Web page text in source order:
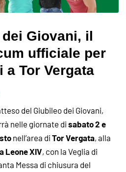
Giovani, il
ufficiale per
a Tor Vergata
del Giubileo dei Giovani,
nelle giornate disabato 2 e
nell’area diTor Vergata, alla
Leone XIV, con la Veglia di
Messa di chiusura del